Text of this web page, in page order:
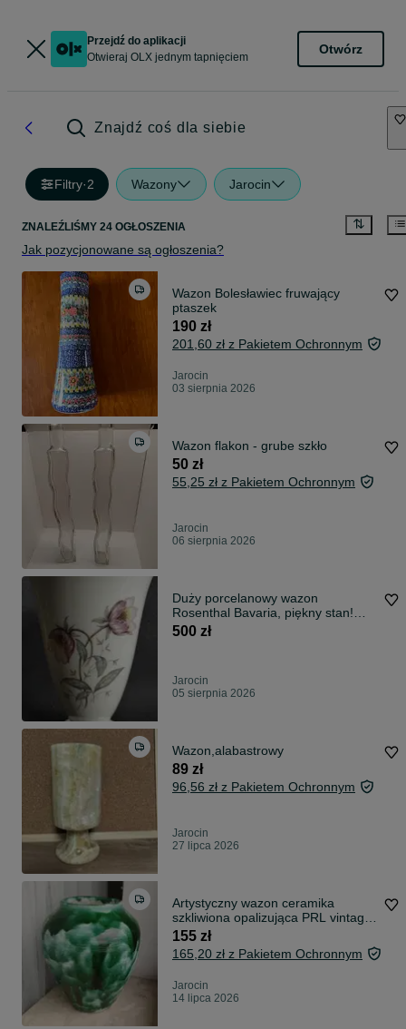
Przejdź do aplikacji
Otwieraj OLX jednym tapnięciem
Otwórz
Znajdź coś dla siebie
Filtry·2 Wazony Jarocin
ZNALEŹLIŚMY 24 OGŁOSZENIA
Jak pozycjonowane są ogłoszenia?
Wazon Bolesławiec fruwający
ptaszek
190 zł
201,60 zł z Pakietem Ochronnym
Jarocin
03 sierpnia 2026
Wazon flakon - grube szkło
50 zł
55,25 zł z Pakietem Ochronnym
Jarocin
06 sierpnia 2026
Duży porcelanowy wazon
Rosenthal Bavaria, piękny stan!
Motyw kwiatowy
500 zł
Jarocin
05 sierpnia 2026
Wazon,alabastrowy
89 zł
96,56 zł z Pakietem Ochronnym
Jarocin
27 lipca 2026
Artystyczny wazon ceramika
szkliwiona opalizująca PRL vintage
retro
155 zł
165,20 zł z Pakietem Ochronnym
Jarocin
14 lipca 2026